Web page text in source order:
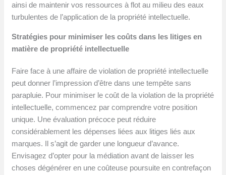
ainsi de maintenir vos ressources à flot au milieu des eaux
turbulentes de l’application de la propriété intellectuelle.
Stratégies pour minimiser les coûts dans les litiges en
matière de propriété intellectuelle
Faire face à une affaire de violation de propriété intellectuelle
peut donner l’impression d’être dans une tempête sans
parapluie. Pour minimiser le coût de la violation de la propriété
intellectuelle, commencez par comprendre votre position
unique. Une évaluation précoce peut réduire
considérablement les dépenses liées aux litiges liés aux
marques. Il s’agit de garder une longueur d’avance.
Envisagez d’opter pour la médiation avant de laisser les
choses dégénérer en une coûteuse poursuite en contrefaçon